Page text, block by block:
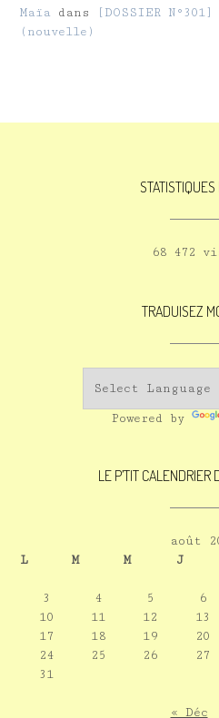
Maïa dans
[DOSSIER
(nouvelle)
68 472
TRADUISEZ
Powered by
LE P’TIT CALENDRIER
août
L
M M J
3
4 5 6
10
11 12 13
17
18 19 20
24
25 26 27
31
« Déc